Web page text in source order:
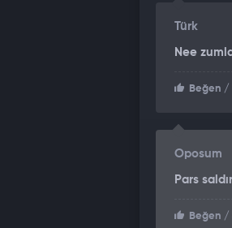
Türk
Nee
Beğen /
Oposum
Pars
Beğen /